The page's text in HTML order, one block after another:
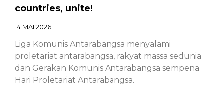
countries, unite!
14 MAI 2026
Liga Komunis Antarabangsa menyalami
proletariat antarabangsa, rakyat massa sedunia
dan Gerakan Komunis Antarabangsa sempena
Hari Proletariat Antarabangsa.